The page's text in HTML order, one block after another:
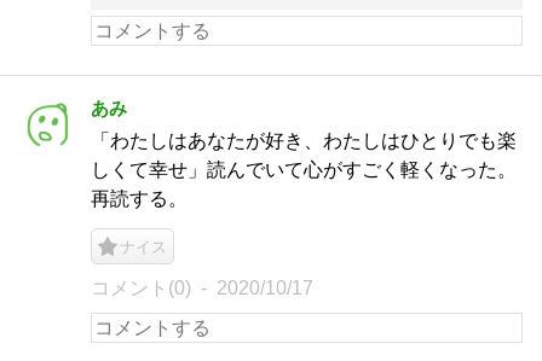
あみ
「わたしはあなたが好き、わたしはひとりでも楽
しくて幸せ」読んでいて心がすごく軽くなった。
再読する。
ナイス
コメント(0) 2020/10/17